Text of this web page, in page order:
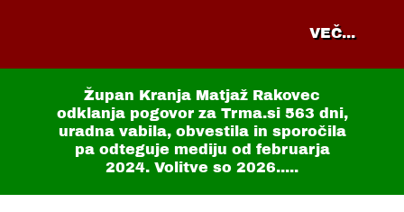
VEČ...
Župan Kranja Matjaž Rakovec
odklanja pogovor za Trma.si 563 dni,
uradna vabila, obvestila in sporočila
pa odteguje mediju od februarja
2024. Volitve so 2026.....